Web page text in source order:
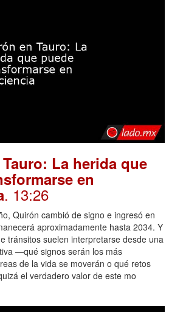
La herida que
en
. 13:26
Quirón cambió de signo e ingresó en
aproximadamente hasta 2034. Y
tránsitos suelen interpretarse desde una
—qué signos serán los más
de la vida se moverán o qué retos
el verdadero valor de este mo